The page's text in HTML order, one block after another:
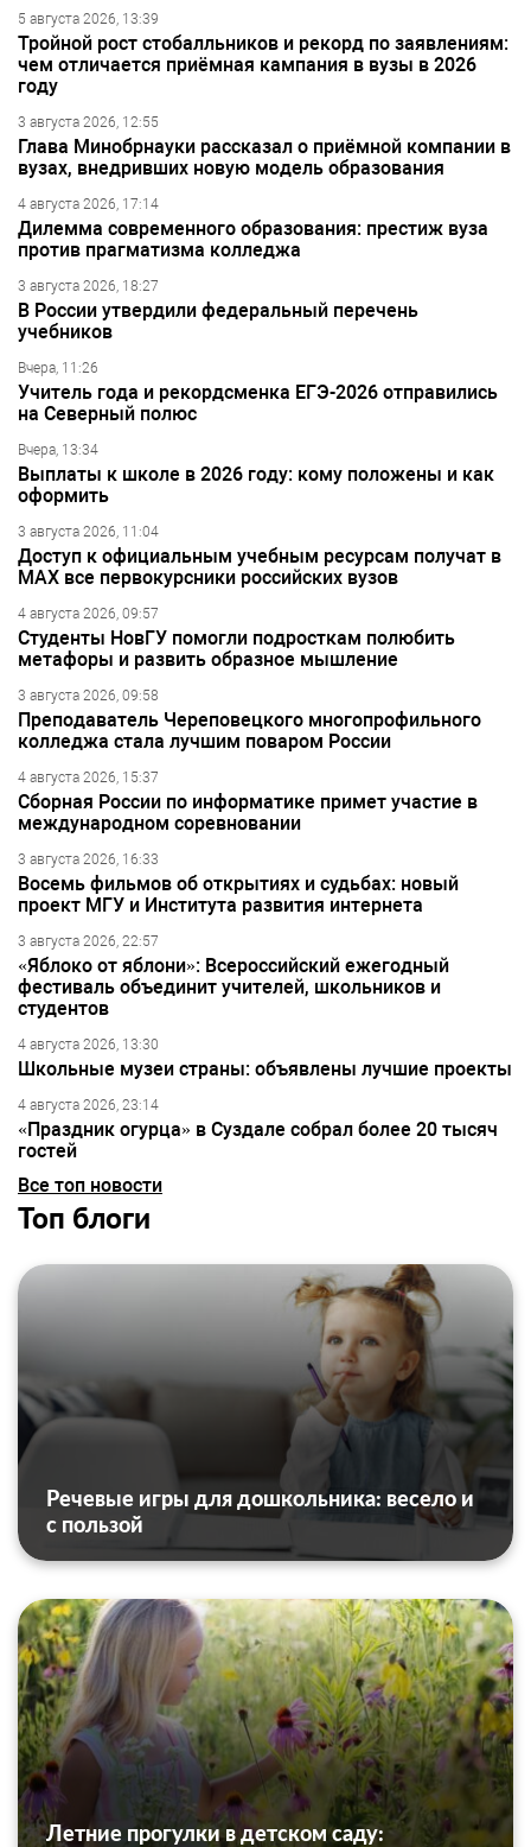
5 августа 2026, 13:39
Тройной рост стобалльников и рекорд по заявлениям:
чем отличается приёмная кампания в вузы в 2026
году
3 августа 2026, 12:55
Глава Минобрнауки рассказал о приёмной компании в
вузах, внедривших новую модель образования
4 августа 2026, 17:14
Дилемма современного образования: престиж вуза
против прагматизма колледжа
3 августа 2026, 18:27
В России утвердили федеральный перечень
учебников
Вчера, 11:26
Учитель года и рекордсменка ЕГЭ-2026 отправились
на Северный полюс
Вчера, 13:34
Выплаты к школе в 2026 году: кому положены и как
оформить
3 августа 2026, 11:04
Доступ к официальным учебным ресурсам получат в
МАХ все первокурсники российских вузов
4 августа 2026, 09:57
Студенты НовГУ помогли подросткам полюбить
метафоры и развить образное мышление
3 августа 2026, 09:58
Преподаватель Череповецкого многопрофильного
колледжа стала лучшим поваром России
4 августа 2026, 15:37
Сборная России по информатике примет участие в
международном соревновании
3 августа 2026, 16:33
Восемь фильмов об открытиях и судьбах: новый
проект МГУ и Института развития интернета
3 августа 2026, 22:57
«Яблоко от яблони»: Всероссийский ежегодный
фестиваль объединит учителей, школьников и
студентов
4 августа 2026, 13:30
Школьные музеи страны: объявлены лучшие проекты
4 августа 2026, 23:14
«Праздник огурца» в Суздале собрал более 20 тысяч
гостей
Все топ новости
Топ блоги
Речевые игры для дошкольника: весело и
с пользой
Летние прогулки в детском саду: